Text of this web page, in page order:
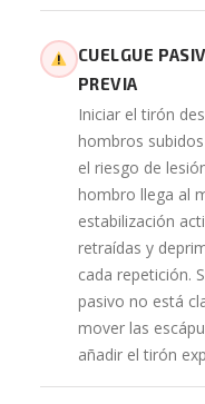
CUELGUE
PREVIA
Iniciar el tirón
hombros
el riesgo de
hombro llega al
estabilización
retraídas y
cada repetición.
pasivo no está
mover las
añadir el tirón